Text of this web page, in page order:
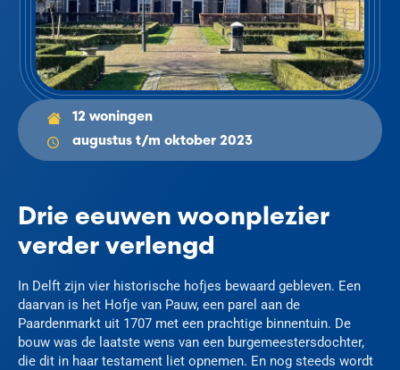
12 woningen
augustus t/m oktober 2023
Drie eeuwen woonplezier
verder verlengd
In Delft zijn vier historische hofjes bewaard gebleven. Een
daarvan is het Hofje van Pauw, een parel aan de
Paardenmarkt uit 1707 met een prachtige binnentuin. De
bouw was de laatste wens van een burgemeestersdochter,
die dit in haar testament liet opnemen. En nog steeds wordt